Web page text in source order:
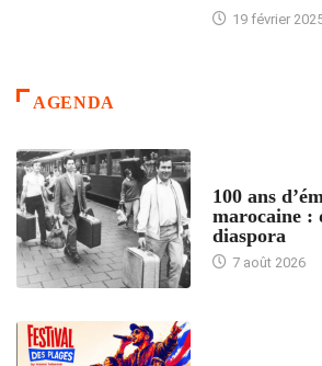
19 février
AGENDA
100 ans
marocaine :
diaspora
7 août 2026